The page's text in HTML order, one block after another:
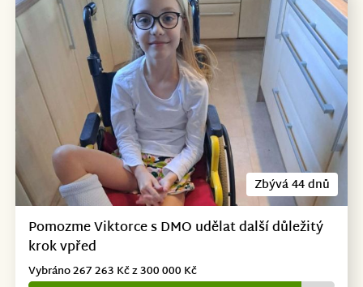
Zbývá 44 dnů
Pomozme Viktorce s DMO udělat další důležitý
krok vpřed
Vybráno 267 263 Kč z 300 000 Kč